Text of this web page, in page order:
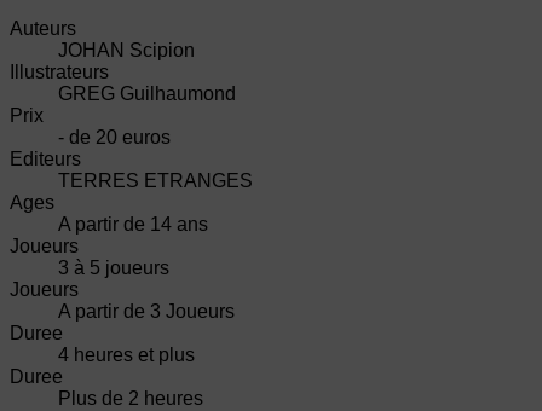
Auteurs
JOHAN Scipion
Illustrateurs
GREG Guilhaumond
Prix
- de 20 euros
Editeurs
TERRES ETRANGES
Ages
A partir de 14 ans
Joueurs
3 à 5 joueurs
Joueurs
A partir de 3 Joueurs
Duree
4 heures et plus
Duree
Plus de 2 heures